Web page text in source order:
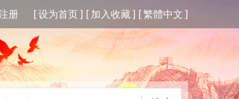
册 [设为首页 ] [ 加入收藏] [繁體中文 ]